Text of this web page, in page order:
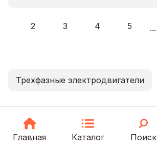
2 3 4 5 ...
Трехфазные электродвигатели
Главная Каталог Поиск